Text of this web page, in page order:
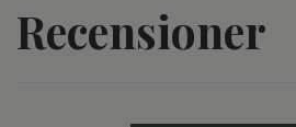
Recensioner